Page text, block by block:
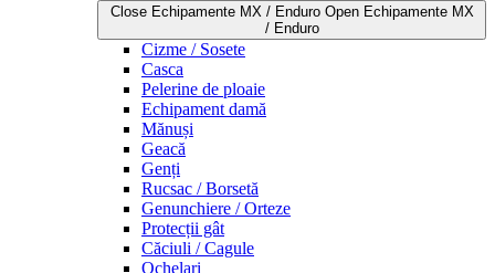
Close Echipamente MX / Enduro Open Echipamente MX
/ Enduro
Cizme / Sosete
Casca
Pelerine de ploaie
Echipament damă
Mănuși
Geacă
Genți
Rucsac / Borsetă
Genunchiere / Orteze
Protecții gât
Căciuli / Cagule
Ochelari